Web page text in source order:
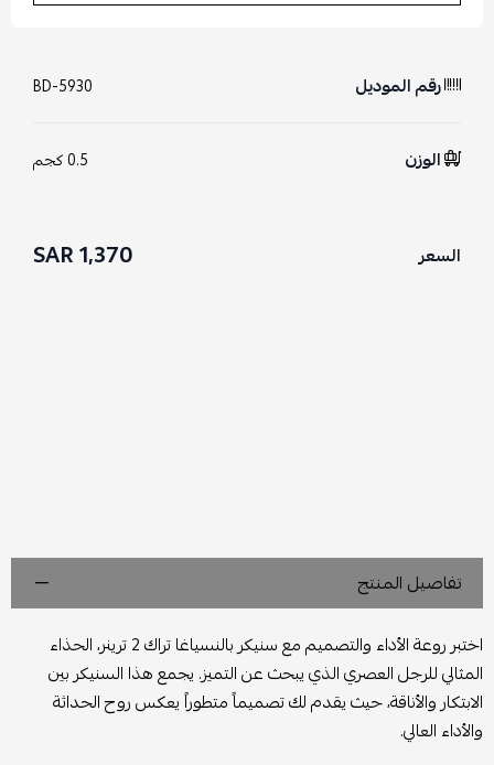
رقم الموديل BD-5930
الوزن 0.5 كجم
السعر 1,370 SAR
تفاصيل المنتج
اختبر روعة الأداء والتصميم مع سنيكر بالنسياغا تراك 2 ترينر، الحذاء
المثالي للرجل العصري الذي يبحث عن التميز. يجمع هذا السنيكر بين
الابتكار والأناقة، حيث يقدم لك تصميماً متطوراً يعكس روح الحداثة
والأداء العالي.